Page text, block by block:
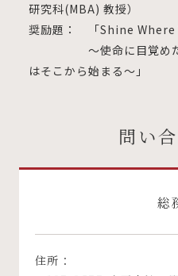
研究科(MBA) 教授）
奨励題： 「Shine Where
〜使命に目覚めた情
はそこから始まる〜」
問い
総
住所：